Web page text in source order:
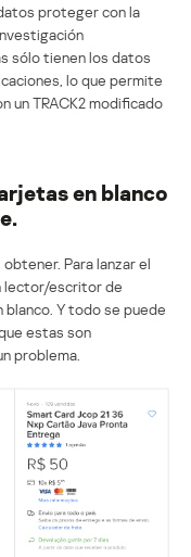
proteger con la
sólo tienen los datos
lo que permite
un TRACK2 modificado
en blanco
Para lanzar el
lector/escritor de
Y todo se puede
estas son
problema.